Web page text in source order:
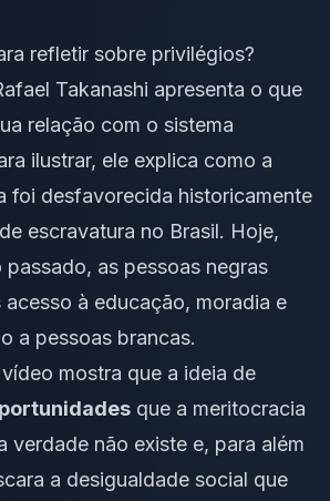
refletir sobre privilégios?
Takanashi apresenta o que
relação com o sistema
ilustrar, ele explica como a
foi desfavorecida historicamente
escravatura no Brasil. Hoje,
as pessoas negras
acesso à educação, moradia e
a pessoas brancas.
mostra que a ideia de
que a meritocracia
verdade não existe e, para além
a desigualdade social que